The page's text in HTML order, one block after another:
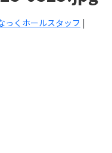
っくホールスタッフ |